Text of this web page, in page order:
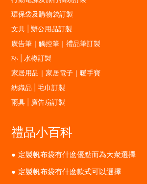
環保袋及購物袋訂製
文具 | 辦公用品訂製
廣告筆｜觸控筆｜禮品筆訂製
杯 | 水樽訂製
家居用品｜家居電子｜暖手寶
紡織品 | 毛巾訂製
雨具 | 廣告扇訂製
禮品小百科
定製帆布袋有什麽優點而為大衆選擇
定製帆布袋有什麽款式可以選擇